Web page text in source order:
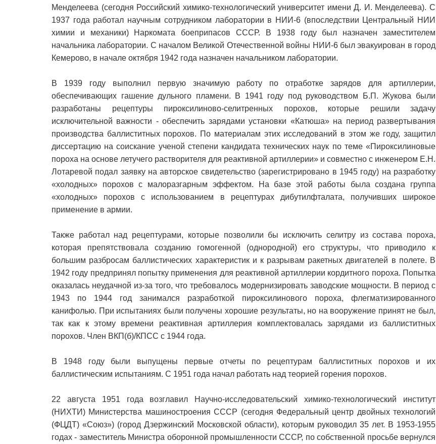
Менделеева (сегодня Российский химико-технологический университет имени Д. И. Менделеева). С
1937 года работал научным сотрудником лаборатории в НИИ-6 (впоследствии Центральный НИИ
химии и механики) Наркомата боеприпасов СССР. В 1938 году был назначен заместителем
начальника лаборатории. С началом Великой Отечественной войны НИИ-6 был эвакуирован в город
Кемерово, в начале октября 1942 года назначен начальником лаборатории.
В 1939 году выполнил первую значимую работу по отработке зарядов для артиллерии,
обеспечивающих гашение дульного пламени. В 1941 году под руководством Б.П. Жукова были
разработаны рецептуры пироксилиново-селитренных порохов, которые решили задачу
исключительной важности - обеспечить зарядами установки «Катюша» на период развертывания
производства баллиститных порохов. По материалам этих исследований в этом же году, защитил
диссертацию на соискание ученой степени кандидата технических наук по теме «Пироксилиновые
пороха на основе летучего растворителя для реактивной артиллерии» и совместно с инженером Е.Н.
Лотаревой подал заявку на авторское свидетельство (зарегистрировано в 1945 году) на разработку
«холодных» порохов с малоразгарным эффектом. На базе этой работы была создана группа
«холодных» порохов с использованием в рецептурах дибутилфталата, получивших широкое
применение в армии.
Также работал над рецептурами, которые позволили бы исключить селитру из состава пороха,
которая препятствовала созданию гомогенной (однородной) его структуры, что приводило к
большим разбросам баллистических характеристик и к разрывам ракетных двигателей в полете. В
1942 году предпринял попытку применения для реактивной артиллерии кордитного пороха. Попытка
оказалась неудачной из-за того, что требовалось модернизировать заводские мощности. В период с
1943 по 1944 год занимался разработкой пироксилинового пороха, флегматизированного
канифолью. При испытаниях были получены хорошие результаты, но на вооружение принят не был,
так как к этому времени реактивная артиллерия комплектовалась зарядами из баллиститных
порохов. Член ВКП(б)/КПСС с 1944 года.
В 1948 году были выпущены первые отчеты по рецептурам баллиститных порохов и их
баллистическим испытаниям. С 1951 года начал работать над теорией горения порохов.
22 августа 1951 года возглавил Научно-исследовательский химико-технологический институт
(НИХТИ) Министерства машиностроения СССР (сегодня Федеральный центр двойных технологий
(ФЦДТ) «Союз») (город Дзержинский Московской области), которым руководил 35 лет. В 1953-1955
годах - заместитель Министра оборонной промышленности СССР, по собственной просьбе вернулся